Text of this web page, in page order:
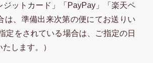
ットカード」「PayPay」「楽天ペ
は、準備出来次第の便にてお送りい
定をされている場合は、ご指定の日
します。）